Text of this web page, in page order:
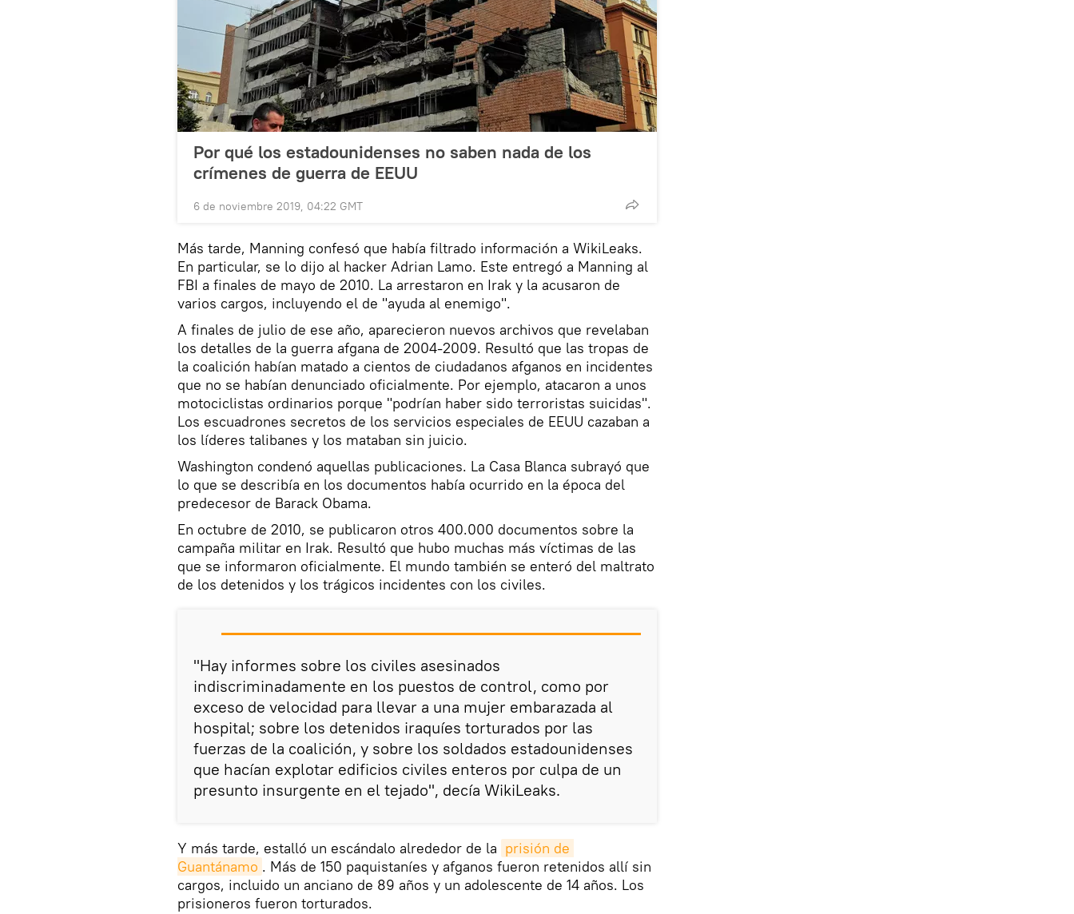
Por qué los estadounidenses no saben nada de los
crímenes de guerra de EEUU
6 de noviembre 2019, 04:22 GMT
Más tarde, Manning confesó que había filtrado información a WikiLeaks.
En particular, se lo dijo al hacker Adrian Lamo. Este entregó a Manning al
FBI a finales de mayo de 2010. La arrestaron en Irak y la acusaron de
varios cargos, incluyendo el de "ayuda al enemigo".
A finales de julio de ese año, aparecieron nuevos archivos que revelaban
los detalles de la guerra afgana de 2004-2009. Resultó que las tropas de
la coalición habían matado a cientos de ciudadanos afganos en incidentes
que no se habían denunciado oficialmente. Por ejemplo, atacaron a unos
motociclistas ordinarios porque "podrían haber sido terroristas suicidas".
Los escuadrones secretos de los servicios especiales de EEUU cazaban a
los líderes talibanes y los mataban sin juicio.
Washington condenó aquellas publicaciones. La Casa Blanca subrayó que
lo que se describía en los documentos había ocurrido en la época del
predecesor de Barack Obama.
En octubre de 2010, se publicaron otros 400.000 documentos sobre la
campaña militar en Irak. Resultó que hubo muchas más víctimas de las
que se informaron oficialmente. El mundo también se enteró del maltrato
de los detenidos y los trágicos incidentes con los civiles.
"Hay informes sobre los civiles asesinados
indiscriminadamente en los puestos de control, como por
exceso de velocidad para llevar a una mujer embarazada al
hospital; sobre los detenidos iraquíes torturados por las
fuerzas de la coalición, y sobre los soldados estadounidenses
que hacían explotar edificios civiles enteros por culpa de un
presunto insurgente en el tejado", decía WikiLeaks.
Y más tarde, estalló un escándalo alrededor de la prisión de
Guantánamo . Más de 150 paquistaníes y afganos fueron retenidos allí sin
cargos, incluido un anciano de 89 años y un adolescente de 14 años. Los
prisioneros fueron torturados.